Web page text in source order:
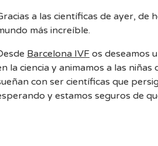
a las científicas de ayer, de
más increíble.
Barcelona IVF
la ciencia y animamos a las
con ser científicas que
y estamos seguros de